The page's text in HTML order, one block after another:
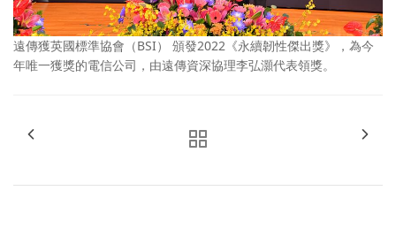
遠傳獲英國標準協會（BSI） 頒發2022《永續韌性傑出獎》，為今
年唯一獲獎的電信公司，由遠傳資深協理李弘灝代表領獎。